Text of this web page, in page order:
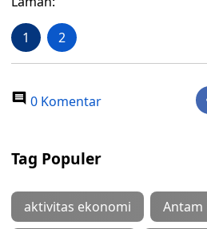
1 2
0 Komentar
Tag Populer
aktivitas ekonomi Antam